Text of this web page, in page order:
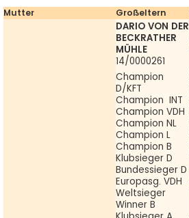
Mutter Großeltern
DARIO VON DER
BECKRATHER
MÜHLE
14/0000261
Champion
D/KFT
Champion INT
Champion VDH
Champion NL
Champion L
Champion B
Klubsieger D
Bundessieger D
Europasg. VDH
Weltsieger
Winner B